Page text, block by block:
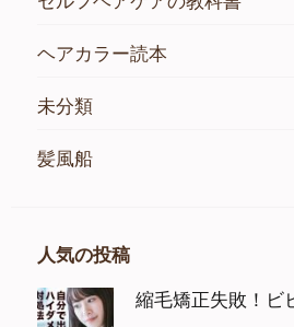
ヘアカラー読本
未分類
髪風船
人気の投稿
縮毛矯正失敗！ビ